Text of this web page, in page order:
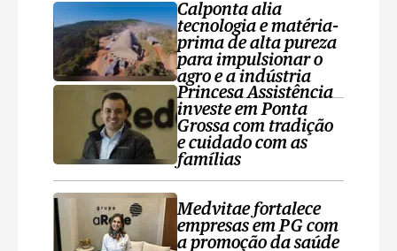
Calponta alia
tecnologia e matéria-
prima de alta pureza
para impulsionar o
agro e a indústria
Princesa Assistência
investe em Ponta
Grossa com tradição
e cuidado com as
famílias
Medvitae fortalece
empresas em PG com
a promoção da saúde